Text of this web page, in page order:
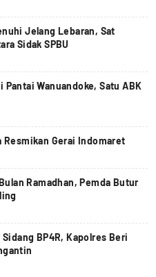
Jelang Lebaran, Sat
Sidak SPBU
Pantai Wanuandoke, Satu ABK
Resmikan Gerai Indomaret
Ramadhan, Pemda Butur
BP4R, Kapolres Beri